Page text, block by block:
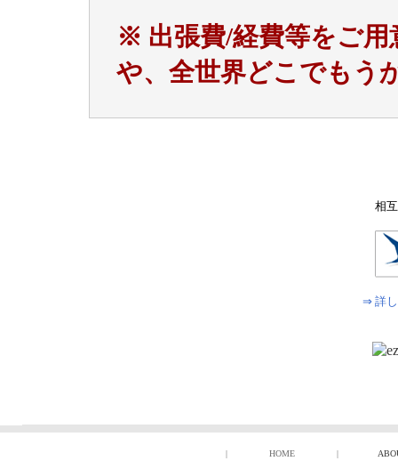
※ 出張費/経費等をご
や、全世界どこでもう
相
⇒ 詳
| HOME |